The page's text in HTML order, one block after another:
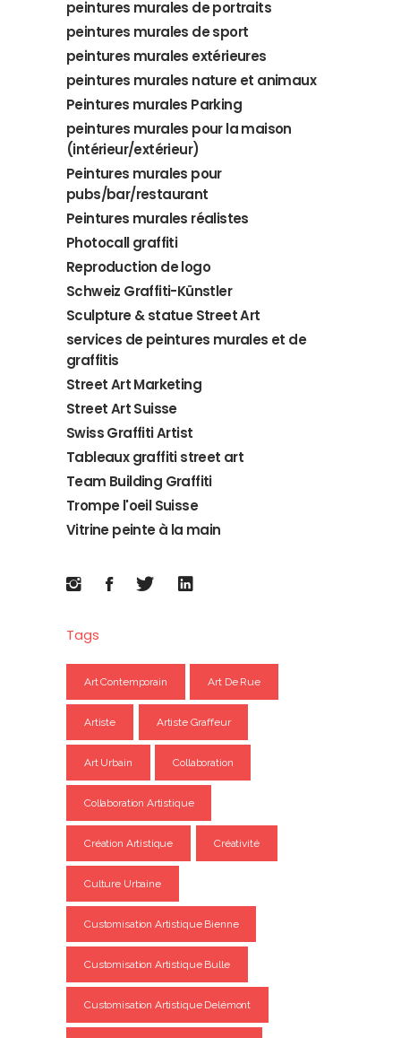
peintures murales de portraits
peintures murales de sport
peintures murales extérieures
peintures murales nature et animaux
Peintures murales Parking
peintures murales pour la maison
(intérieur/extérieur)
Peintures murales pour
pubs/bar/restaurant
Peintures murales réalistes
Photocall graffiti
Reproduction de logo
Schweiz Graffiti-Künstler
Sculpture & statue Street Art
services de peintures murales et de
graffitis
Street Art Marketing
Street Art Suisse
Swiss Graffiti Artist
Tableaux graffiti street art
Team Building Graffiti
Trompe l'oeil Suisse
Vitrine peinte à la main
Tags
Art Contemporain Art De Rue
Artiste Artiste Graffeur
Art Urbain Collaboration
Collaboration Artistique
Création Artistique Créativité
Culture Urbaine
Customisation Artistique Bienne
Customisation Artistique Bulle
Customisation Artistique Delémont